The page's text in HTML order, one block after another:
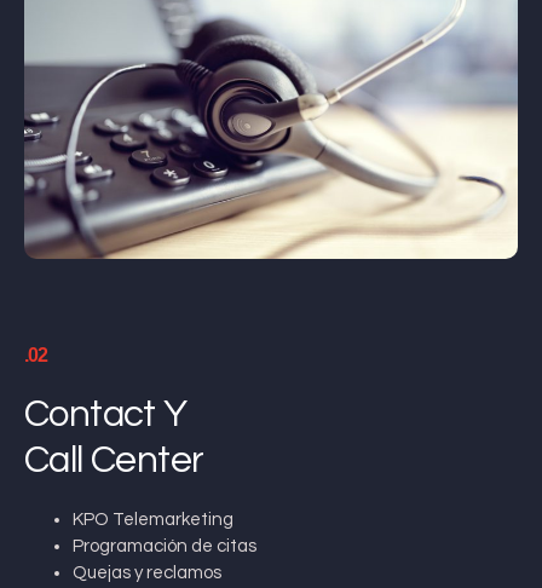
.02
Contact Y
Call Center
KPO Telemarketing
Programación de citas
Quejas y reclamos